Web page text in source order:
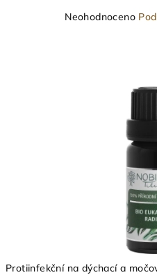
Protiinfekční na dýchací a
Průměrné
Neohodnoceno